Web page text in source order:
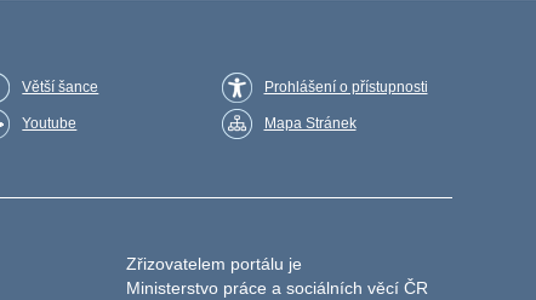
Větší šance
Youtube
Prohlášení o přístupnosti
Mapa Stránek
Zřizovatelem portálu je
Ministerstvo práce a sociálních věcí ČR